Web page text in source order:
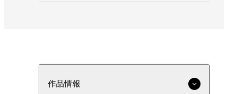
作品情報